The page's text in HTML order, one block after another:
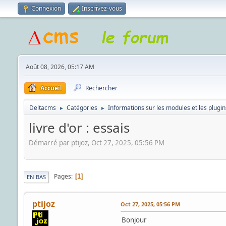
Connexion Inscrivez-vous
Août 08, 2026, 05:17 AM
Accueil Rechercher
Deltacms ► Catégories ► Informations sur les modules et les
livre d'or : essais
Démarré par ptijoz, Oct 27, 2025, 05:56 PM
EN BAS Pages 1
ptijoz Oct 27, 2025, 05:56 PM
Bonjour